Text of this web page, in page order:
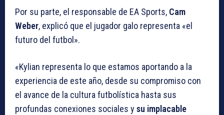
Por su parte, el responsable de EA Sports, Cam
Weber, explicó que el jugador galo representa «el
futuro del futbol».
«Kylian representa lo que estamos aportando a la
experiencia de este año, desde su compromiso con
el avance de la cultura futbolística hasta sus
profundas conexiones sociales y su implacable